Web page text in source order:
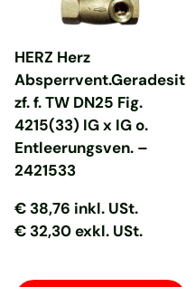
HERZ Herz
Absperrvent.Geradesit
zf. f. TW DN25 Fig.
4215(33) IG x IG o.
Entleerungsven. –
2421533
Normaler Preis
Normaler Preis
€ 38,76 inkl. USt.
€ 32,30 exkl. USt.